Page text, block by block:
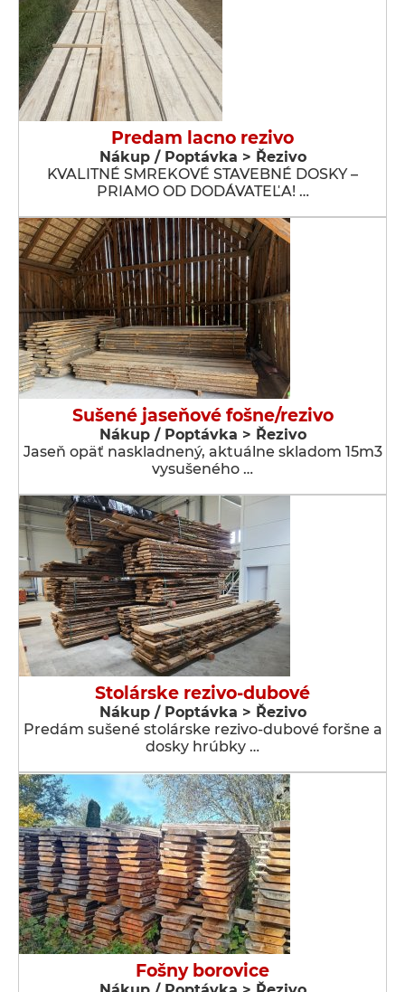
Predam lacno rezivo
Nákup / Poptávka > Řezivo
KVALITNÉ SMREKOVÉ STAVEBNÉ DOSKY –
PRIAMO OD DODÁVATEĽA! …
Sušené jaseňové fošne/rezivo
Nákup / Poptávka > Řezivo
Jaseň opäť naskladnený, aktuálne skladom 15m3
vysušeného …
Stolárske rezivo-dubové
Nákup / Poptávka > Řezivo
Predám sušené stolárske rezivo-dubové foršne a
dosky hrúbky …
Fošny borovice